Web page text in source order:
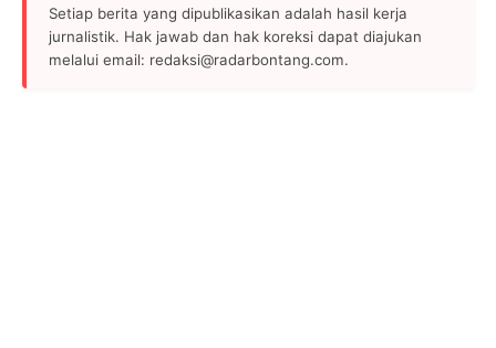
Setiap berita yang dipublikasikan adalah hasil kerja
jurnalistik. Hak jawab dan hak koreksi dapat diajukan
melalui email: redaksi@radarbontang.com.